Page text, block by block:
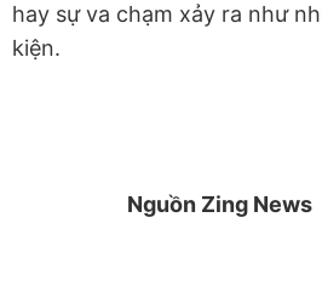
hay sự va chạm xảy ra như
kiện.
Nguồn Zing News